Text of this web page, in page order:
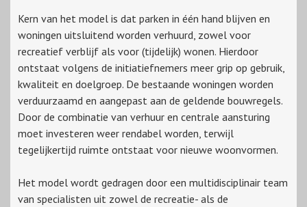
Kern van het model is dat parken in één hand blijven en
woningen uitsluitend worden verhuurd, zowel voor
recreatief verblijf als voor (tijdelijk) wonen. Hierdoor
ontstaat volgens de initiatiefnemers meer grip op gebruik,
kwaliteit en doelgroep. De bestaande woningen worden
verduurzaamd en aangepast aan de geldende bouwregels.
Door de combinatie van verhuur en centrale aansturing
moet investeren weer rendabel worden, terwijl
tegelijkertijd ruimte ontstaat voor nieuwe woonvormen.
Het model wordt gedragen door een multidisciplinair team
van specialisten uit zowel de recreatie- als de